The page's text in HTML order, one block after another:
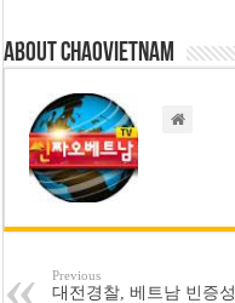
About chaovietnam
Previous
대전경찰, 베트남 빈증